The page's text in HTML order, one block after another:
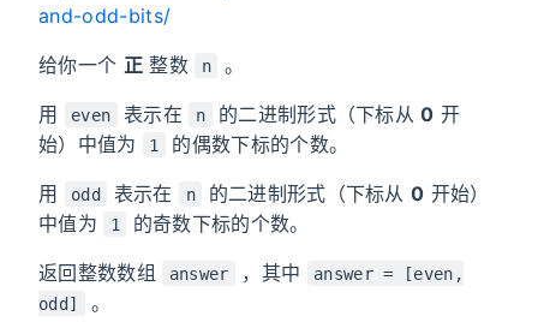
and-odd-bits/
给你一个 正整数 n 。
用 even 表示在 n 的二进制形式（下标从0 开
始）中值为
1 的偶数下标的个数。
用 odd 表示在 n 的二进制形式（下标从0 开始）
中值为
1 的奇数下标的个数。
返回整数数组 answer ，其中
answer = [even,
odd]
。